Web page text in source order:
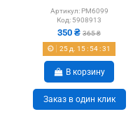
Артикул: PM6099
Код: 5908913
350 ₴365 ₴
25 д. 15: 54:30
В корзину
Заказ в один клик